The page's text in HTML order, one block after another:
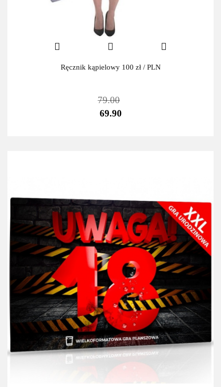
Ręcznik kąpielowy 100 zł / PLN
79.00
69.90